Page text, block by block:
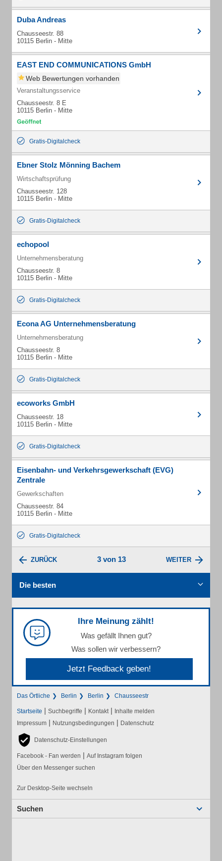
Duba Andreas
Chausseestr. 88
10115 Berlin - Mitte
EAST END COMMUNICATIONS GmbH
Web Bewertungen vorhanden
Veranstaltungsservice
Chausseestr. 8 E
10115 Berlin - Mitte
Gratis-Digitalcheck
Ebner Stolz Mönning Bachem
Wirtschaftsprüfung
Chausseestr. 128
10115 Berlin - Mitte
Gratis-Digitalcheck
echopool
Unternehmensberatung
Chausseestr. 8
10115 Berlin - Mitte
Gratis-Digitalcheck
Econa AG Unternehmensberatung
Unternehmensberatung
Chausseestr. 8
10115 Berlin - Mitte
Gratis-Digitalcheck
ecoworks GmbH
Chausseestr. 18
10115 Berlin - Mitte
Gratis-Digitalcheck
Eisenbahn- und Verkehrsgewerkschaft (EVG)
Zentrale
Gewerkschaften
Chausseestr. 84
10115 Berlin - Mitte
Gratis-Digitalcheck
ZURÜCK 3 von 13 WEITER
Die besten
Ihre Meinung zählt!
Was gefällt Ihnen gut?
Was sollen wir verbessern?
Jetzt Feedback geben!
Das Örtliche Berlin Berlin Chausseestr
Startseite | Suchbegriffe | Kontakt | Inhalte melden
Impressum | Nutzungsbedingungen | Datenschutz
Datenschutz-Einstellungen
Facebook - Fan werden | Auf Instagram folgen
Über den Messenger suchen
Zur Desktop-Seite wechseln
Suchen